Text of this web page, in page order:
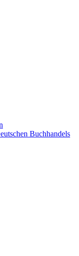
Buchhandels